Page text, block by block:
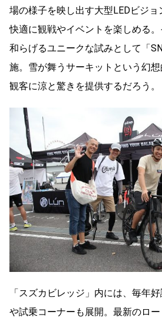
場の様子を映し出す大型LEDビジョ
快適に観戦やイベントを楽しめる
和らげるユニークな試みとして「
施。雪が舞うサーキットという幻
観客に涼と驚きを提供するだろう。
「スズカビレッジ」内には、毎年
や試乗コーナーも展開。最新のロ